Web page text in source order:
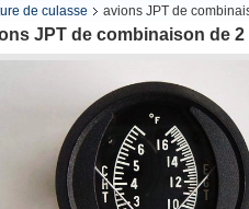
de culasse
avions JPT de
JPT de combinaison de